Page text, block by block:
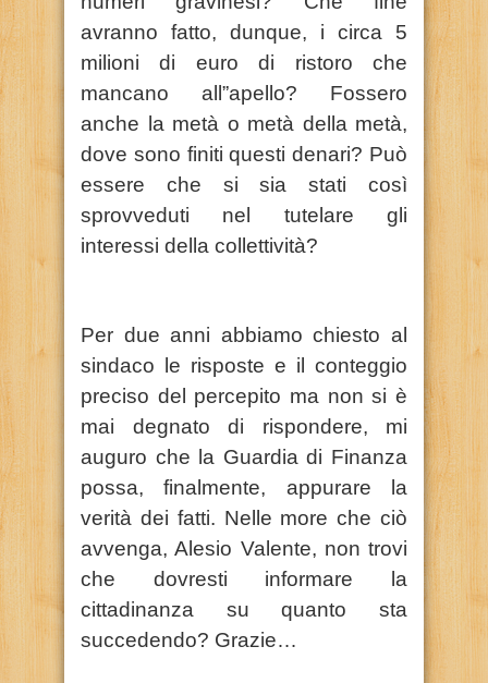
avranno fatto, dunque, i circa 5
milioni di euro di ristoro che
mancano all”apello? Fossero
anche la metà o metà della metà,
dove sono finiti questi denari? Può
essere che si sia stati così
sprovveduti nel tutelare gli
interessi della collettività?
Per due anni abbiamo chiesto al
sindaco le risposte e il conteggio
preciso del percepito ma non si è
mai degnato di rispondere, mi
auguro che la Guardia di Finanza
possa, finalmente, appurare la
verità dei fatti. Nelle more che ciò
avvenga, Alesio Valente, non trovi
che dovresti informare la
cittadinanza su quanto sta
succedendo? Grazie…